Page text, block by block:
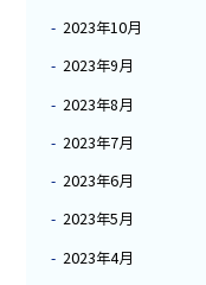
2023年10月
2023年9月
2023年8月
2023年7月
2023年6月
2023年5月
2023年4月